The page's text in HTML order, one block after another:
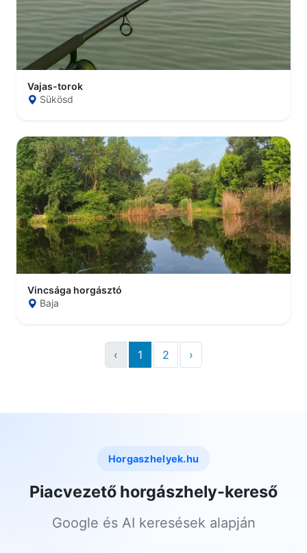
Vajas-torok
Sükösd
Vincsága horgásztó
Baja
‹ 1 2 ›
Horgaszhelyek.hu
Piacvezető horgászhely-kereső
Google és AI keresések alapján